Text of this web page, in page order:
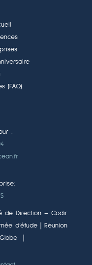
(FAQ)
:
de Direction – Codir
d’étude｜Réunion
｜